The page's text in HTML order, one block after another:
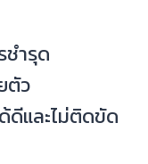
ชำรุด
ตัว
ดีและไม่ติดขัด